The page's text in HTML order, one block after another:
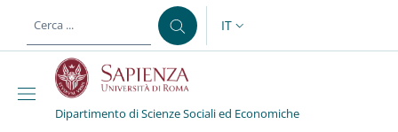
al contenuto principale
SELETTORE LINGUA:
IT
Dipartimento di Scienze Sociali ed Economiche